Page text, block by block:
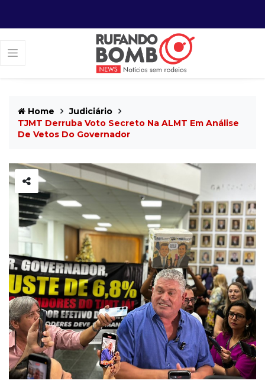
Home
Judiciário
TJMT Derruba Voto Secreto Na ALMT Em Análise
De Vetos Do Governador